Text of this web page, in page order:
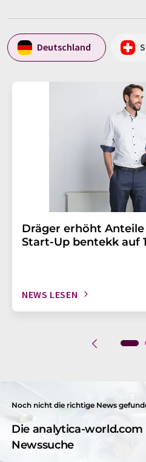
Deutschland
Dräger erhöht
Start-Up bentekk auf
NEWS LESEN
Noch nicht die richtige News
Die analytica-world.com
Newssuche